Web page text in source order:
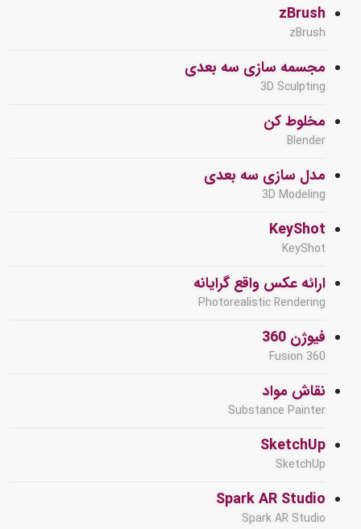
zBrush
zBrush
مجسمه سازی سه بعدی
3D Sculpting
مخلوط کن
Blender
مدل سازی سه بعدی
3D Modeling
KeyShot
KeyShot
ارائه عکس واقع گرایانه
Photorealistic Rendering
فیوژن 360
Fusion 360
نقاش مواد
Substance Painter
SketchUp
SketchUp
Spark AR Studio
Spark AR Studio